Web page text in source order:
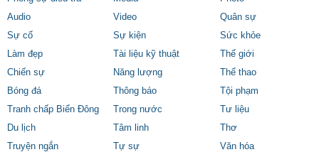
Audio
Video
Quân sự
Sự cố
Sự kiện
Sức khỏe
Làm đẹp
Tài liệu kỹ thuật
Thế giới
Chiến sự
Năng lượng
Thể thao
Bóng đá
Thông báo
Tội phạm
Tranh chấp Biển Đông
Trong nước
Tư liệu
Du lịch
Tâm linh
Thơ
Truyện ngắn
Tự sự
Văn hóa